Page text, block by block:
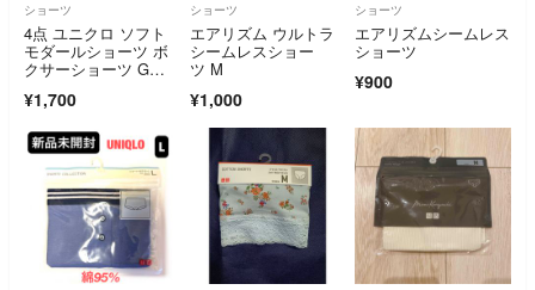
ショーツ
4点 ユニクロ ソフト
モダールショーツ ボ
クサーショーツ G
¥1,700
ショーツ
エアリズム ウルトラ
シームレスショー
ツ M
¥1,000
ショーツ
エアリズムシームレス
ショーツ
¥900